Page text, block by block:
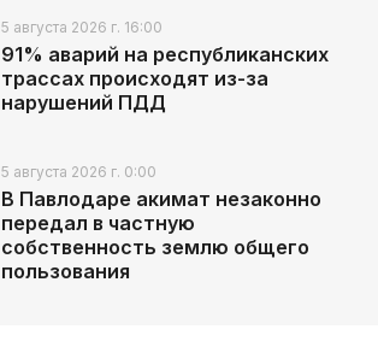
5 августа 2026 г. 16:00
91% аварий на республиканских
трассах происходят из-за
нарушений ПДД
5 августа 2026 г. 0:00
В Павлодаре акимат незаконно
передал в частную
собственность землю общего
пользования